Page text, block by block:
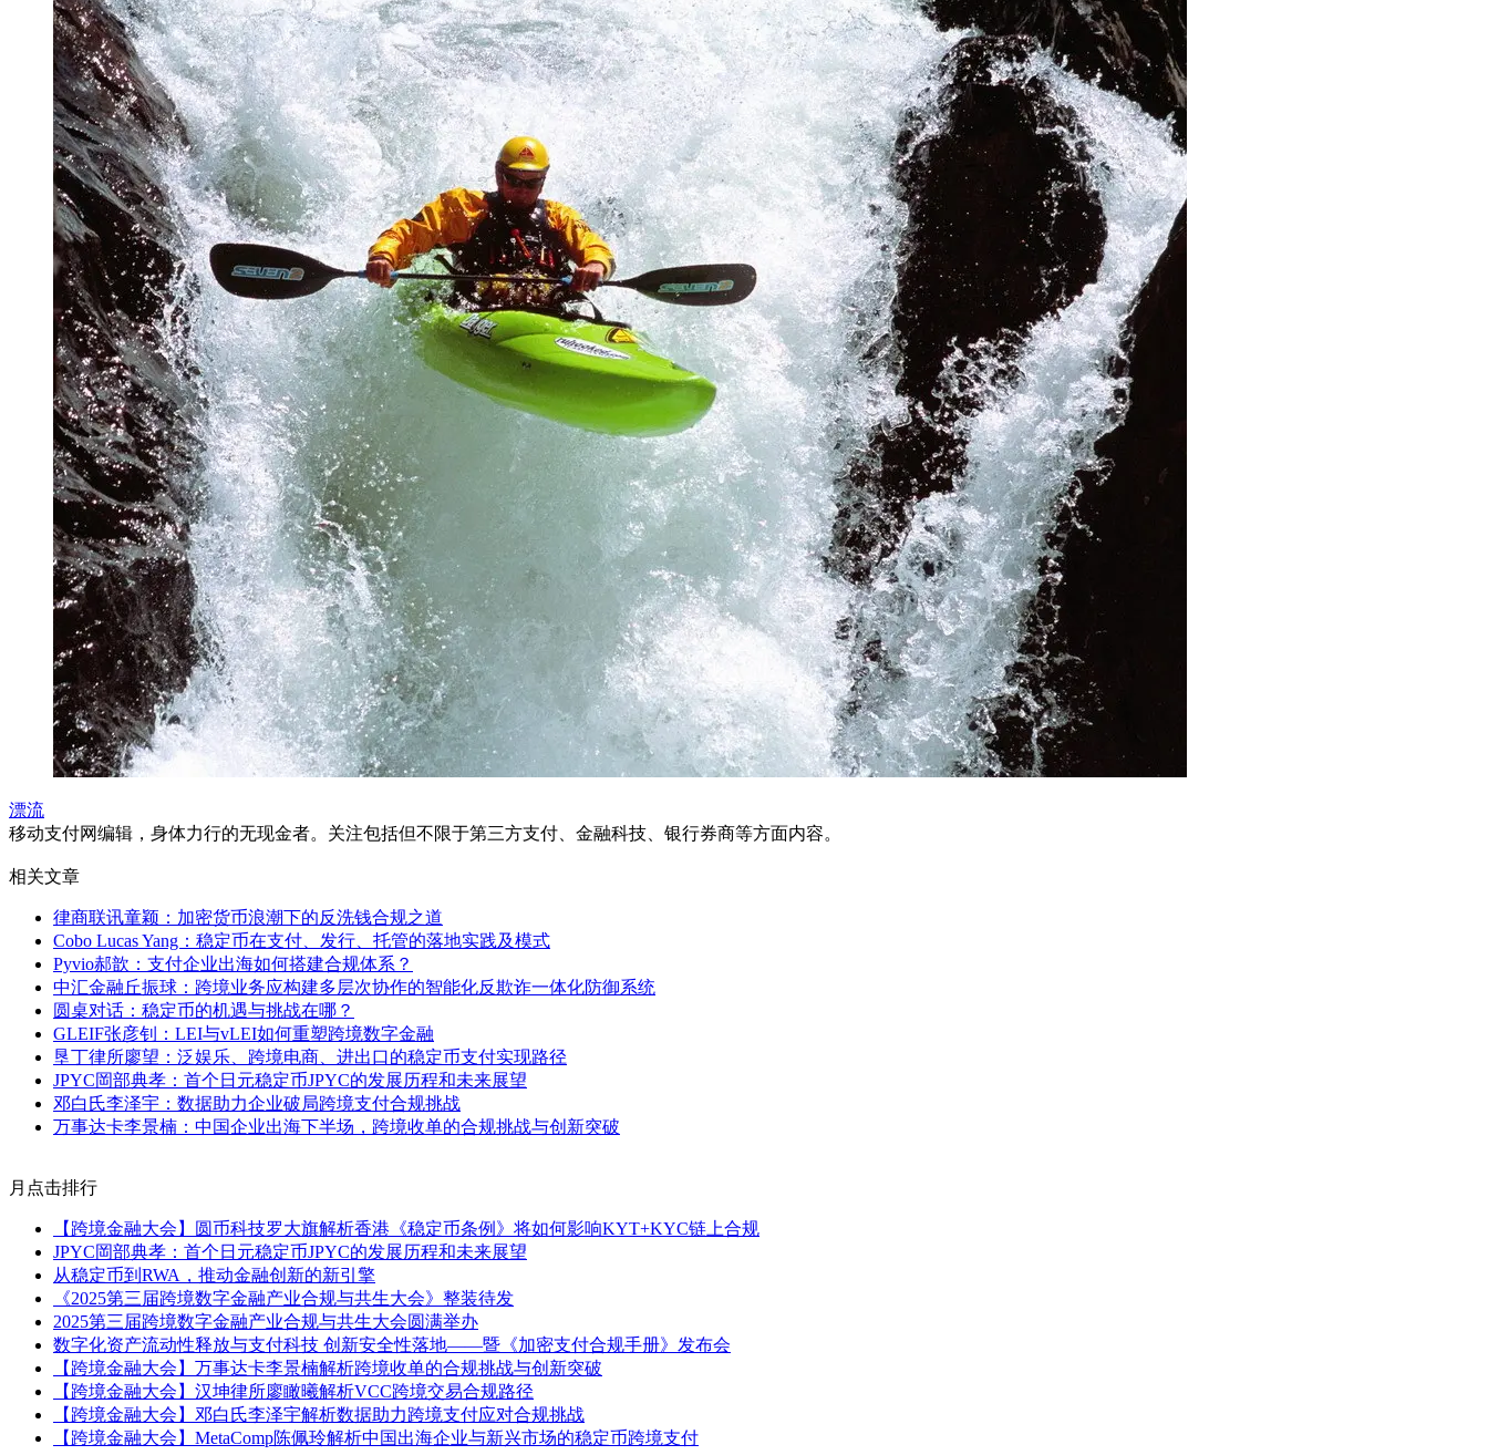
漂流
移动支付网编辑，身体力行的无现金者。关注包括但不限于第三方支付、金融科技、银行券商等方面内容。
相关文章
律商联讯童颖：加密货币浪潮下的反洗钱合规之道
Cobo Lucas Yang：稳定币在支付、发行、托管的落地实践及模式
Pyvio郝歆：支付企业出海如何搭建合规体系？
中汇金融丘振球：跨境业务应构建多层次协作的智能化反欺诈一体化防御系统
圆桌对话：稳定币的机遇与挑战在哪？
GLEIF张彦钊：LEI与vLEI如何重塑跨境数字金融
垦丁律所廖望：泛娱乐、跨境电商、进出口的稳定币支付实现路径
JPYC岡部典孝：首个日元稳定币JPYC的发展历程和未来展望
邓白氏李泽宇：数据助力企业破局跨境支付合规挑战
万事达卡李景楠：中国企业出海下半场，跨境收单的合规挑战与创新突破
月点击排行
【跨境金融大会】圆币科技罗大旗解析香港《稳定币条例》将如何影响KYT+KYC链上合规
JPYC岡部典孝：首个日元稳定币JPYC的发展历程和未来展望
从稳定币到RWA，推动金融创新的新引擎
《2025第三届跨境数字金融产业合规与共生大会》整装待发
2025第三届跨境数字金融产业合规与共生大会圆满举办
数字化资产流动性释放与支付科技 创新安全性落地——暨《加密支付合规手册》发布会
【跨境金融大会】万事达卡李景楠解析跨境收单的合规挑战与创新突破
【跨境金融大会】汉坤律所廖瞰曦解析VCC跨境交易合规路径
【跨境金融大会】邓白氏李泽宇解析数据助力跨境支付应对合规挑战
【跨境金融大会】MetaComp陈佩玲解析中国出海企业与新兴市场的稳定币跨境支付